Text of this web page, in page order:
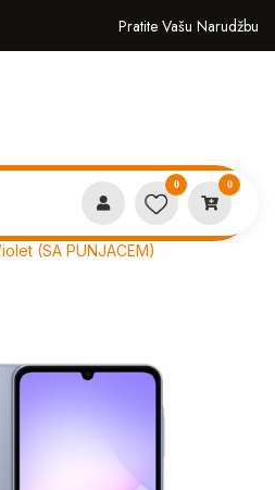
Pratite Vašu Narudžbu
0 0
(SA PUNJACEM)